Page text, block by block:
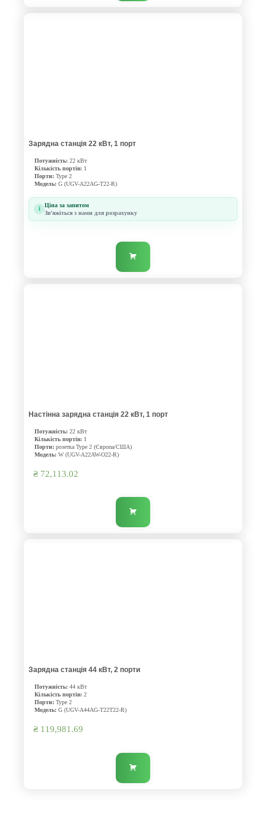
Зарядна станція 22 кВт, 1 порт
Потужність: 22 кВт
Кількість портів: 1
Порти: Type 2
Модель: G (UGV-A22AG-T22-R)
i Ціна за запитом
Звʼяжіться з нами для розрахунку
Настінна зарядна станція 22 кВт, 1 порт
Потужність: 22 кВт
Кількість портів: 1
Порти: розетка Type 2 (Європа/США)
Модель: W (UGV-A22AW-O22-R)
₴ 72,113.02
Зарядна станція 44 кВт, 2 порти
Потужність: 44 кВт
Кількість портів: 2
Порти: Type 2
Модель: G (UGV-A44AG-T22T22-R)
₴ 119,981.69